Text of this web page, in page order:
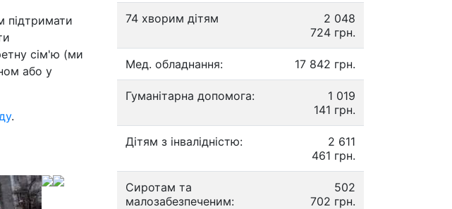
підтримати
сім'ю (ми
або у
.
74 хворим дітям
2 048
724 грн.
Мед. обладнання: 17 842 грн.
Гуманітарна допомога:
1 019
141 грн.
Дітям з інвалідністю:
2 611
461 грн.
Сиротам та
малозабезпеченим:
502
702 грн.